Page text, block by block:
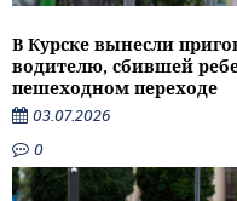
В Курске вынесли
водителю, сбившей
пешеходном переходе
03.07.2026
0